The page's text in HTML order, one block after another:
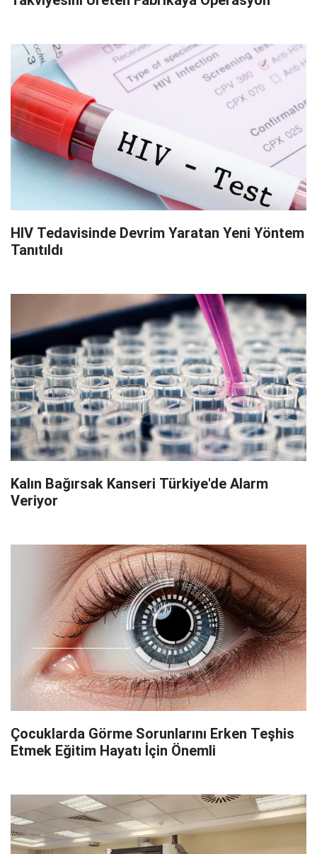
HIV Tedavisinde Devrim Yaratan Yeni Yöntem
Tanıtıldı
Kalın Bağırsak Kanseri Türkiye'de Alarm
Veriyor
Çocuklarda Görme Sorunlarını Erken Teşhis
Etmek Eğitim Hayatı İçin Önemli